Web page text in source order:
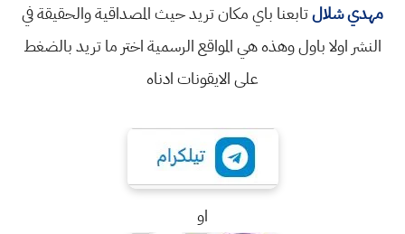
مهدي شلالتابعنا باي مكان تريد حيث المصداقية والحقيقة في
النشر اولا باول وهذه هي المواقع الرسمية اختر ما تريد بالضغط
على الايقونات ادناه
او